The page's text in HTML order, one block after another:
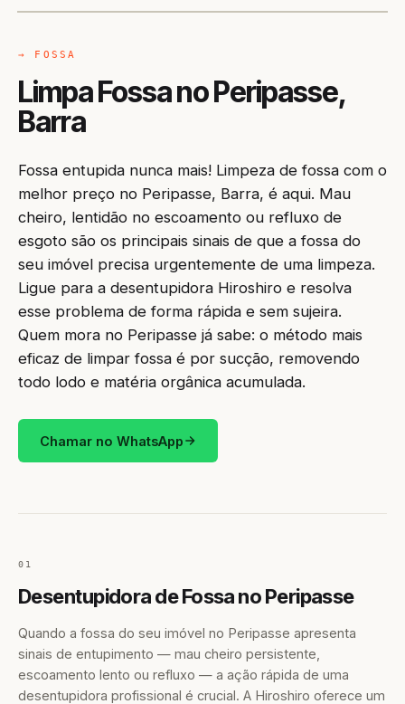
→ FOSSA
Limpa Fossa no Peripasse,
Barra
Fossa entupida nunca mais! Limpeza de fossa com o
melhor preço no Peripasse, Barra, é aqui. Mau
cheiro, lentidão no escoamento ou refluxo de
esgoto são os principais sinais de que a fossa do
seu imóvel precisa urgentemente de uma limpeza.
Ligue para a desentupidora Hiroshiro e resolva
esse problema de forma rápida e sem sujeira.
Quem mora no Peripasse já sabe: o método mais
eficaz de limpar fossa é por sucção, removendo
todo lodo e matéria orgânica acumulada.
Chamar no WhatsApp
01
Desentupidora de Fossa no Peripasse
Quando a fossa do seu imóvel no Peripasse apresenta
sinais de entupimento — mau cheiro persistente,
escoamento lento ou refluxo — a ação rápida de uma
desentupidora profissional é crucial. A Hiroshiro oferece um